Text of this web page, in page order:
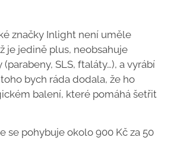
značky Inlight není uměle
je jedině plus, neobsahuje
SLS, ftaláty…), a vyrábí
bych ráda dodala, že ho
balení, které pomáhá šetřit
se pohybuje okolo 900 Kč za 50